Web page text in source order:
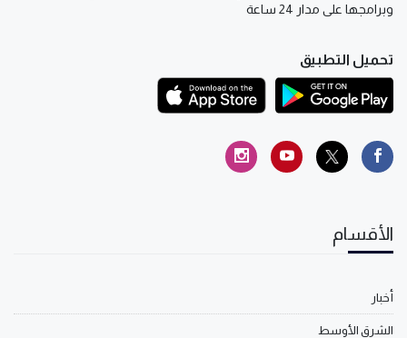
وبرامجها على مدار 24 ساعة
تحميل التطبيق
الأقسام
أخبار
الشرق الأوسط